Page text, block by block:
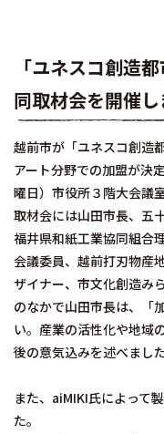
「ユネスコ創造
同取材会を開催
越前市が「ユネスコ創造
アート分野での加盟が決
曜日）市役所３階大会議
取材会には山田市長、五
福井県和紙工業協同組合
会議委員、越前打刃物産
ザイナー、市文化創造み
のなかで山田市長は、「
い。産業の活性化や地域
後の意気込みを述べました
また、aiMIKI氏によって
た。